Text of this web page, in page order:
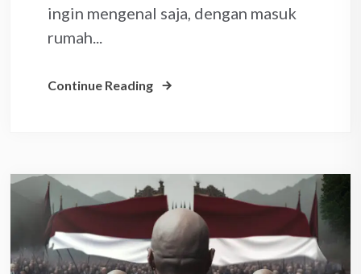
ingin mengenal saja, dengan masuk
rumah...
Continue Reading